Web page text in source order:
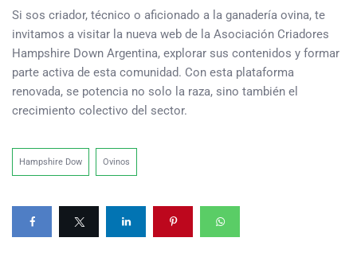
Si sos criador, técnico o aficionado a la ganadería ovina, te
invitamos a visitar la nueva web de la Asociación Criadores
Hampshire Down Argentina, explorar sus contenidos y formar
parte activa de esta comunidad. Con esta plataforma
renovada, se potencia no solo la raza, sino también el
crecimiento colectivo del sector.
Hampshire Dow Ovinos